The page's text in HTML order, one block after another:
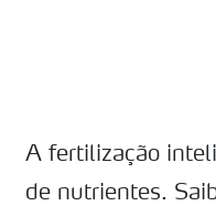
A fertilização
de nutrientes.